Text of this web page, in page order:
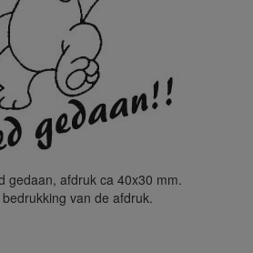
gedaan, afdruk ca 40x30 mm.
van de afdruk.